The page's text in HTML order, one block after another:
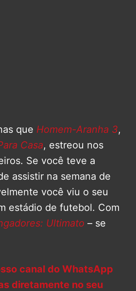
que Homem-Aranha 3,
Casa, estreou nos
Se você teve a
assistir na semana de
você viu o seu
estádio de futebol. Com
Ultimato – se
canal do WhatsApp
diretamente no seu